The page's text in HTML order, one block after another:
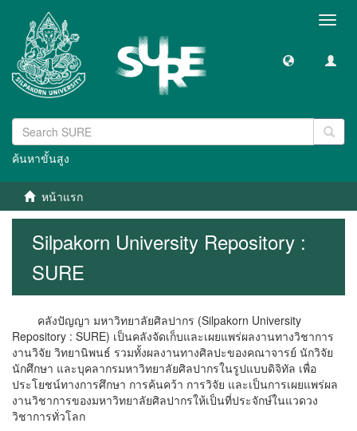
ค้นหาขั้นสูง
หน้าแรก
Silpakorn University Repository :
SURE
คลังปัญญา มหาวิทยาลัยศิลปากร (Silpakorn University
Repository : SURE) เป็นคลังจัดเก็บและเผยแพร่ผลงานทางวิชาการ
งานวิจัย วิทยานิพนธ์ รวมทั้งผลงานทางศิลปะของคณาจารย์ นักวิจัย
นักศึกษา และบุคลากรมหาวิทยาลัยศิลปากรในรูปแบบดิจิทัล เพื่อ
ประโยชน์ทางการศึกษา การค้นคว้า การวิจัย และเป็นการเผยแพร่ผล
งานวิชาการของมหาวิทยาลัยศิลปากรให้เป็นที่ประจักษ์ในแวดวง
วิชาการทั่วโลก